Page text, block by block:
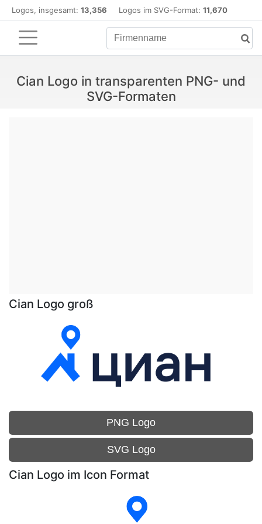
Logos, insgesamt: 13,356 Logos im SVG-Format: 11,670
Cian Logo in transparenten PNG- und
SVG-Formaten
Cian Logo groß
PNG Logo
SVG Logo
Cian Logo im Icon Format